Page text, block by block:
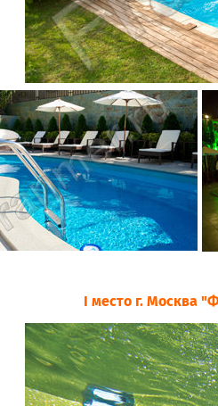
I место г. Москва